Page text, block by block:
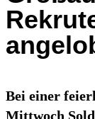
Bei einer
Mittwoch